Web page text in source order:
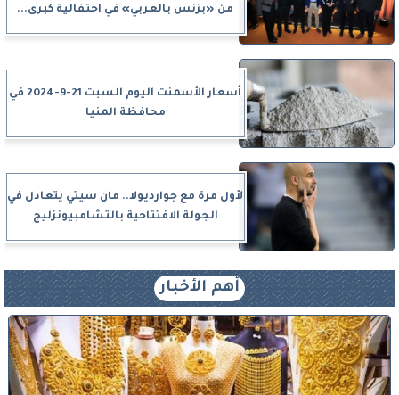
من «بزنس بالعربي» في احتفالية كبرى...
أسعار الأسمنت اليوم السبت 21-9-2024 في
محافظة المنيا
لأول مرة مع جوارديولا.. مان سيتي يتعادل في
الجولة الافتتاحية بالتشامبيونزليج
أهم الأخبار